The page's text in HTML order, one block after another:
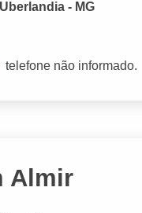
- MG
telefone não informado.
Almir